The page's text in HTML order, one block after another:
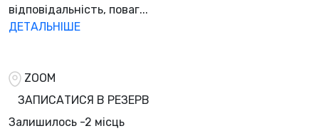
відповідальність, поваг...
ДЕТАЛЬНІШЕ
ZOOM
ЗАПИСАТИСЯ В РЕЗЕРВ
Залишилось -2 місць